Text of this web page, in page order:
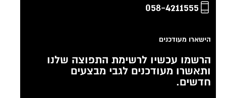
058-4211555
הישארו מעודכנים
הרשמו עכשיו לרשימת התפוצה שלנו
ותאשרו מעודכנים לגבי מבצעים
חדשים.